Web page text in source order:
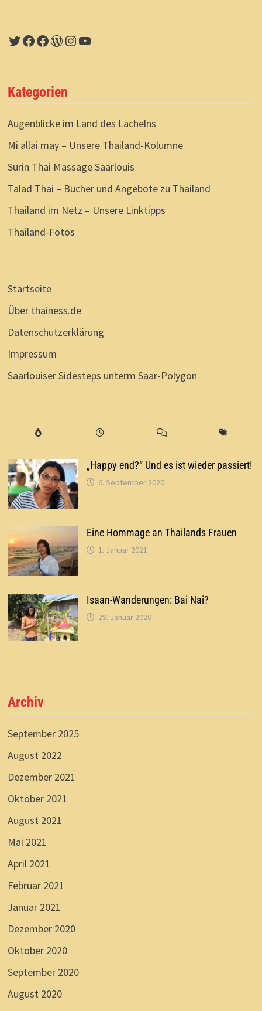
Twitter
Facebook
Facebook
WordPress
Instagram
YouTube
Kategorien
Augenblicke im Land des Lächelns
Mi allai may – Unsere Thailand-Kolumne
Surin Thai Massage Saarlouis
Talad Thai – Bücher und Angebote zu Thailand
Thailand im Netz – Unsere Linktipps
Thailand-Fotos
Startseite
Über thainess.de
Datenschutzerklärung
Impressum
Saarlouiser Sidesteps unterm Saar-Polygon
„Happy end?“ Und es ist wieder passiert!
6. September 2020
Eine Hommage an Thailands Frauen
1. Januar 2021
Isaan-Wanderungen: Bai Nai?
29. Januar 2020
Archiv
September 2025
August 2022
Dezember 2021
Oktober 2021
August 2021
Mai 2021
April 2021
Februar 2021
Januar 2021
Dezember 2020
Oktober 2020
September 2020
August 2020